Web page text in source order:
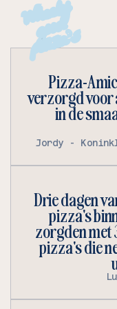
W
h
e
el
y
g
o
o
d
pizza's
Pizza-
verzorgd voor
in de
Jordy -
Drie dagen
pizza's
zorgden met
pizza's die